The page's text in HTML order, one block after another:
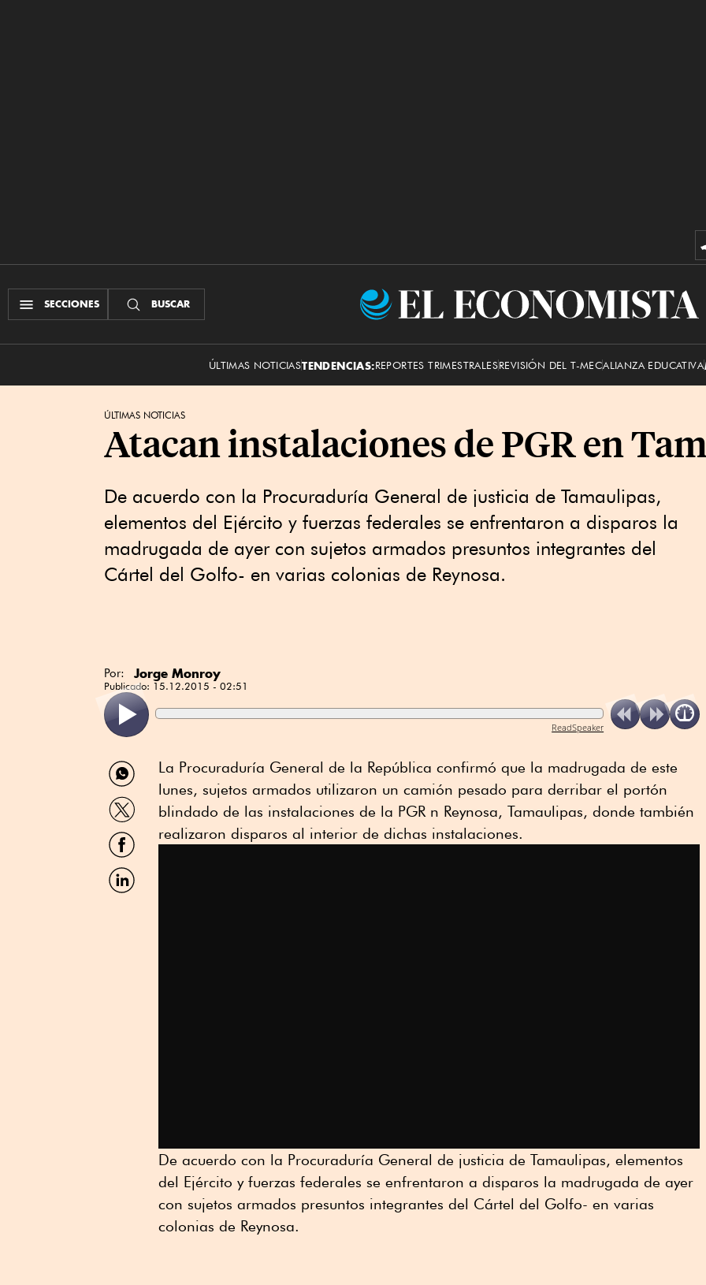
SECCIONES BUSCAR
El
ÚLTIMAS NOTICIASTENDENCIAS:REPORTES TRIMESTRALESREVISIÓN DEL T-MECALIANZA EDUCATIVA
ÚLTIMAS NOTICIAS
Atacan instalaciones de PGR en
De acuerdo con la Procuraduría General de justicia de Tamaulipas,
elementos del Ejército y fuerzas federales se enfrentaron a disparos la
madrugada de ayer con sujetos armados presuntos integrantes del
Cártel del Golfo- en varias colonias de Reynosa.
Por: Jorge Monroy
Publicado: 15.12.2015 - 02:51
ReadSpeaker
Compartir
por
WhatsApp
Compartir
por
Twitter
Compartir
por
Facebook
Compartir
por
La Procuraduría General de la República confirmó que la madrugada de este
lunes, sujetos armados utilizaron un camión pesado para derribar el portón
blindado de las instalaciones de la PGR n Reynosa, Tamaulipas, donde también
realizaron disparos al interior de dichas instalaciones.
De acuerdo con la Procuraduría General de justicia de Tamaulipas, elementos
del Ejército y fuerzas federales se enfrentaron a disparos la madrugada de ayer
con sujetos armados presuntos integrantes del Cártel del Golfo- en varias
colonias de Reynosa.